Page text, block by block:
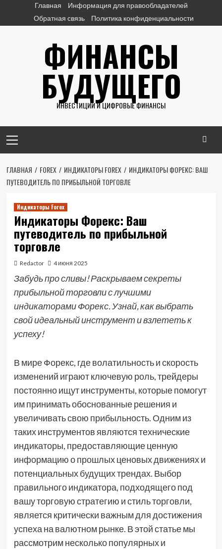
Главная
Информация для правообладателей
Обратная связь
Политика конфиденциальности
ФИНАНСЫ
БУДУЩЕГО
ИНВЕСТИЦИИ И ЦИФРОВЫЕ ФИНАНСЫ
меню
ГЛАВНАЯ FOREX ИНДИКАТОРЫ FOREX
ИНДИКАТОРЫ ФОРЕКС: ВАШ
ПУТЕВОДИТЕЛЬ ПО ПРИБЫЛЬНОЙ ТОРГОВЛЕ
Индикаторы Forex
Индикаторы Форекс: Ваш
путеводитель по прибыльной
торговле
Redactor 4 июня 2025
Забудь про сливы! Раскрываем секреты
прибыльной торговли с лучшими
индикаторами Форекс. Узнай, как выбрать
свой идеальный инструмент и взлететь к
успеху!
В мире Форекс, где волатильность и скорость
изменений играют ключевую роль, трейдеры
постоянно ищут инструменты, которые помогут
им принимать обоснованные решения и
увеличивать свою прибыльность. Одним из
таких инструментов являются технические
индикаторы, предоставляющие ценную
информацию о прошлых ценовых движениях и
потенциальных будущих трендах. Выбор
правильного индикатора, подходящего под
вашу торговую стратегию и стиль торговли,
является критически важным для достижения
успеха на валютном рынке. В этой статье мы
рассмотрим несколько популярных и